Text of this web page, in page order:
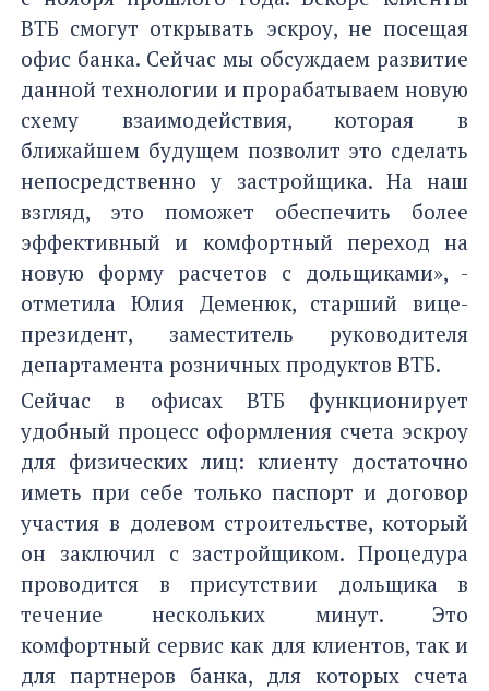
ВТБ смогут открывать эскроу, не посещая
офис банка. Сейчас мы обсуждаем развитие
данной технологии и прорабатываем новую
схему взаимодействия, которая в
ближайшем будущем позволит это сделать
непосредственно у застройщика. На наш
взгляд, это поможет обеспечить более
эффективный и комфортный переход на
новую форму расчетов с дольщиками», -
отметила Юлия Деменюк, старший вице-
президент, заместитель руководителя
департамента розничных продуктов ВТБ.
Сейчас в офисах ВТБ функционирует
удобный процесс оформления счета эскроу
для физических лиц: клиенту достаточно
иметь при себе только паспорт и договор
участия в долевом строительстве, который
он заключил с застройщиком. Процедура
проводится в присутствии дольщика в
течение нескольких минут. Это
комфортный сервис как для клиентов, так и
для партнеров банка, для которых счета